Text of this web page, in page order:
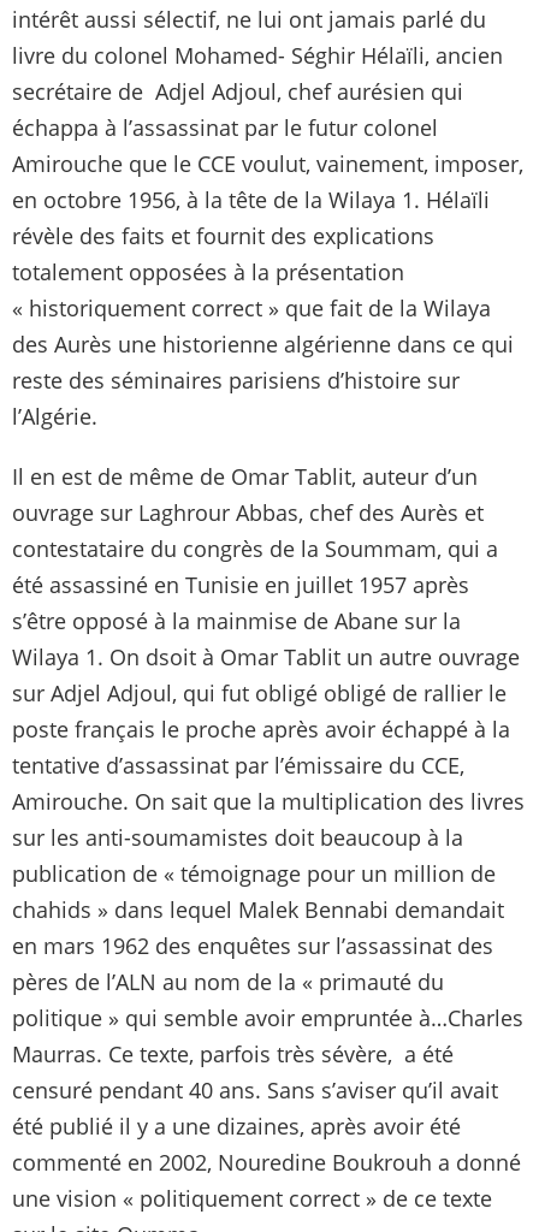
intérêt aussi sélectif, ne lui ont jamais parlé du
livre du colonel Mohamed- Séghir Hélaïli, ancien
secrétaire de Adjel Adjoul, chef aurésien qui
échappa à l’assassinat par le futur colonel
Amirouche que le CCE voulut, vainement, imposer,
en octobre 1956, à la tête de la Wilaya 1. Hélaïli
révèle des faits et fournit des explications
totalement opposées à la présentation
« historiquement correct » que fait de la Wilaya
des Aurès une historienne algérienne dans ce qui
reste des séminaires parisiens d’histoire sur
l’Algérie.
Il en est de même de Omar Tablit, auteur d’un
ouvrage sur Laghrour Abbas, chef des Aurès et
contestataire du congrès de la Soummam, qui a
été assassiné en Tunisie en juillet 1957 après
s’être opposé à la mainmise de Abane sur la
Wilaya 1. On dsoit à Omar Tablit un autre ouvrage
sur Adjel Adjoul, qui fut obligé obligé de rallier le
poste français le proche après avoir échappé à la
tentative d’assassinat par l’émissaire du CCE,
Amirouche. On sait que la multiplication des livres
sur les anti-soumamistes doit beaucoup à la
publication de « témoignage pour un million de
chahids » dans lequel Malek Bennabi demandait
en mars 1962 des enquêtes sur l’assassinat des
pères de l’ALN au nom de la « primauté du
politique » qui semble avoir empruntée à…Charles
Maurras. Ce texte, parfois très sévère, a été
censuré pendant 40 ans. Sans s’aviser qu’il avait
été publié il y a une dizaines, après avoir été
commenté en 2002, Nouredine Boukrouh a donné
une vision « politiquement correct » de ce texte